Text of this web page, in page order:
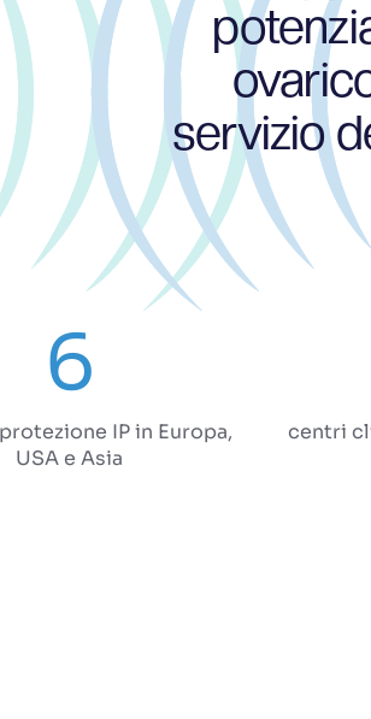
4
4
3
2
servizio
6
IP in Europa,
USA e Asia
centri